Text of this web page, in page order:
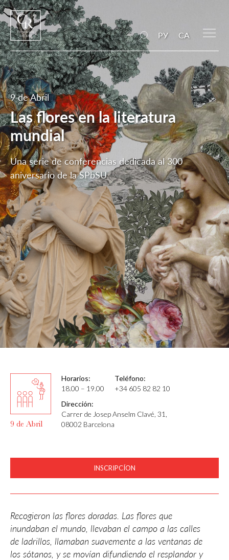
РУ CA
9 de Abril
Las flores en la literatura
mundial
Una serie de conferencias dedicada al 300
aniversario de la SPbSU
9 de Abril
Horarios:
18.00 – 19.00
Teléfono:
+34 605 82 82 10
Dirección:
Carrer de Josep Anselm Clavé, 31,
08002 Barcelona
INSCRIPCÍON
Recogieron las flores doradas. Las flores que
inundaban el mundo, llevaban el campo a las calles
de ladrillos, llamaban suavemente a las ventanas de
los sótanos, y se movían difundiendo el resplandor y